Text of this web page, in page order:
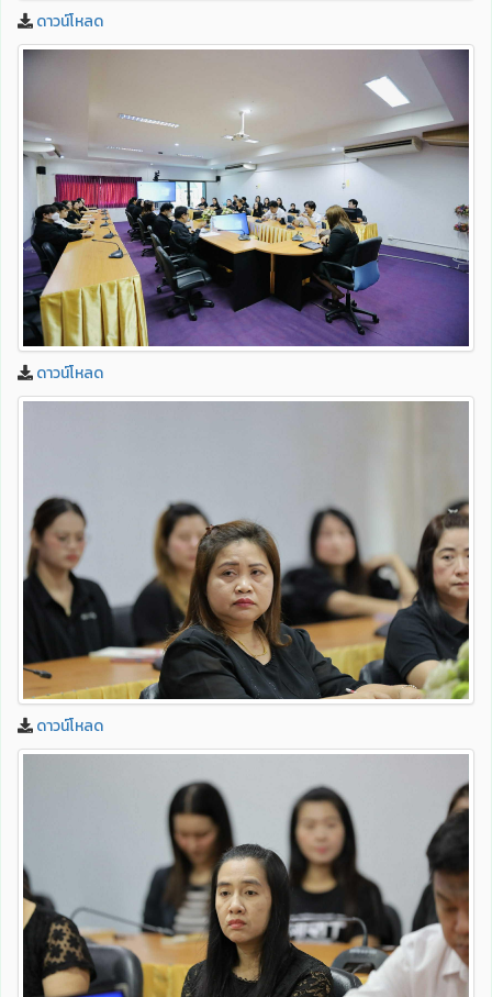
ดาวน์โหลด
ดาวน์โหลด
ดาวน์โหลด